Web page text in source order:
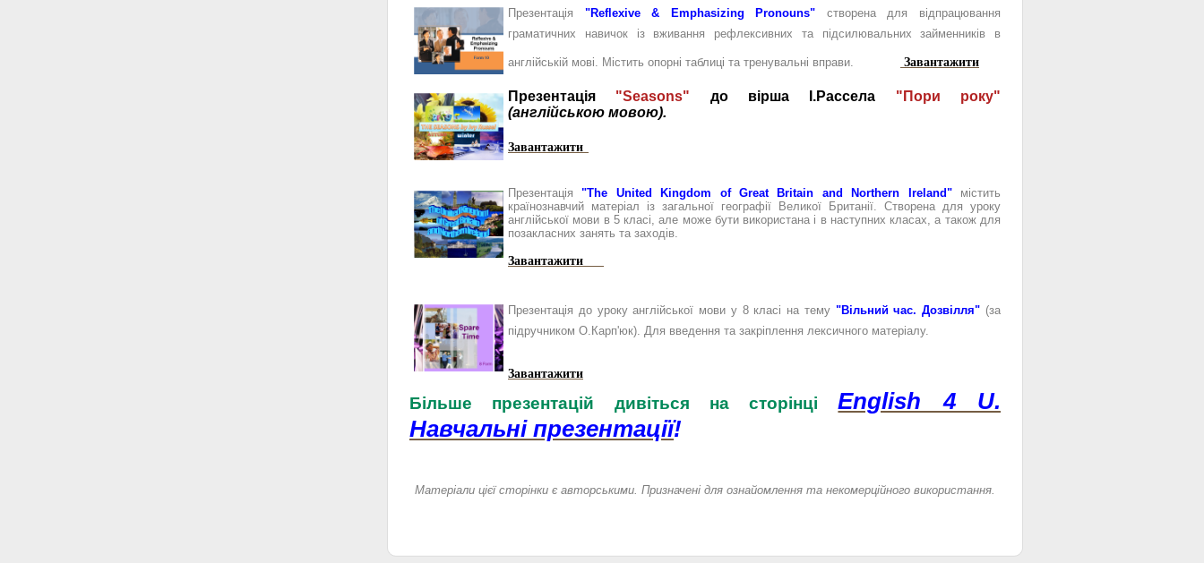
Презентація "Reflexive & Emphasizing Pronouns" створена для відпрацювання
граматичних навичок із вживання рефлексивних та підсилювальних займенників в
англійській мові. Містить опорні таблиці та тренувальні вправи. Завантажити
Презентація "Seasons" до вірша І.Рассела "Пори року"
(англійською мовою).
Завантажити
Презентація"The United Kingdom of Great Britain and Northern Ireland"містить
країнознавчий матеріал із загальної географії Великої Британії. Створена для уроку
англійської мови в 5 класі, але може бути використана і в наступних класах, а також для
позакласних занять та заходів.
Завантажити
Презентація до уроку англійської мови у 8 класі на тему "Вільний час. Дозвілля" (за
підручником О.Карп'юк). Для введення та закріплення лексичного матеріалу.
Завантажити
Більше презентацій дивіться на сторінціEnglish 4 U.
Навчальні презентації!
Матеріали цієї сторінки є авторськими. Призначені для ознайомлення та некомерційного використання.